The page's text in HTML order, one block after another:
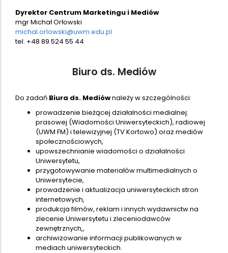
Dyrektor Centrum Marketingu i Mediów
mgr Michał Orłowski
michal.orlowski@uwm.edu.pl
tel. +48 89 524 55 44
Biuro ds. Mediów
Do zadań Biura ds. Mediównależy w szczególności:
prowadzenie bieżącej działalności medialnej:
prasowej (Wiadomości Uniwersyteckich), radiowej
(UWM FM) i telewizyjnej (TV Kortowo) oraz mediów
społecznościowych,
upowszechnianie wiadomości o działalności
Uniwersytetu,
przygotowywanie materiałów multimedialnych o
Uniwersytecie,
prowadzenie i aktualizacja uniwersyteckich stron
internetowych,
produkcja filmów, reklam i innych wydawnictw na
zlecenie Uniwersytetu i zleceniodawców
zewnętrznych,,
archiwizowanie informacji publikowanych w
mediach uniwersyteckich.